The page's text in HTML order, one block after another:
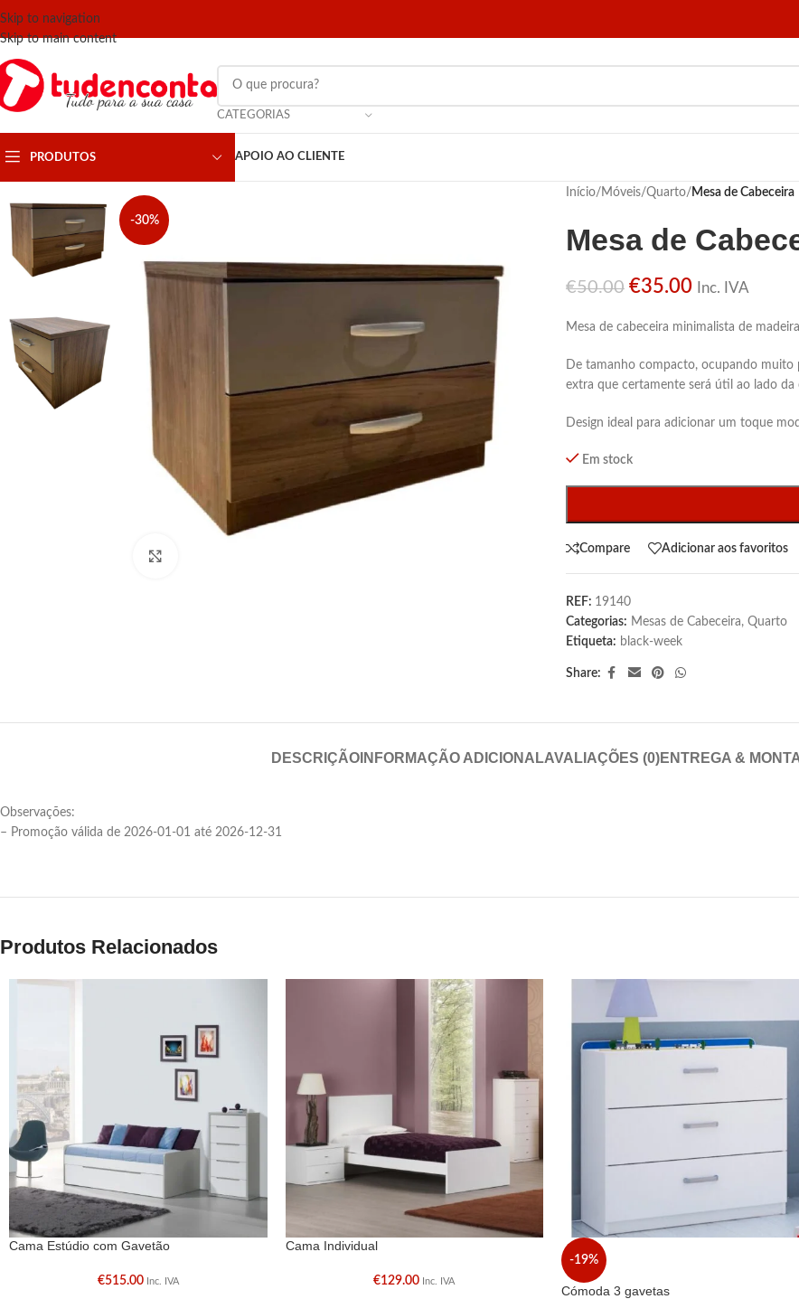
Skip to navigation
Skip to main content
CATEGORIAS
PRODUTOS APOIO AO CLIENTE
-30%
Início/ Móveis/Quarto/ Mesa de Cabeceira
Mesa de
€50.00 €35.00 Inc. IVA
Mesa de cabeceira minimalista de
De tamanho compacto, ocupando muito
extra que certamente será útil ao lado da
Design ideal para adicionar um toque
Em stock
Compare Adicionar aos favoritos
REF: 19140
Categorias: Mesas de Cabeceira, Quarto
Etiqueta: black-week
Share:
DESCRIÇÃOINFORMAÇÃO ADICIONALAVALIAÇÕES (0)ENTREGA &
Observações:
– Promoção válida de 2026-01-01 até 2026-12-31
Produtos Relacionados
Cama Estúdio com Gavetão
€515.00 Inc. IVA
Cama Individual
€129.00 Inc. IVA
-19%
Cómoda 3 gavetas